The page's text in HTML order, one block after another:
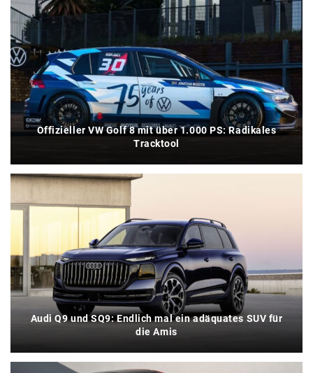
Offizieller VW Golf 8 mit über 1.000 PS: Radikales
Tracktool
Audi Q9 und SQ9: Endlich mal ein adäquates SUV für
die Amis